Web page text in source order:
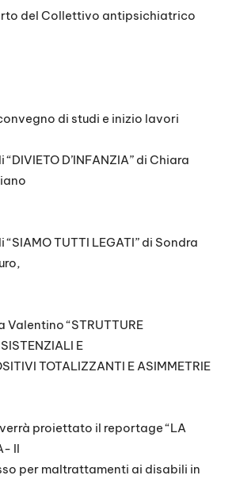
del Collettivo antipsichiatrico
di studi e inizio lavori
D’INFANZIA” di Chiara
TUTTI LEGATI” di Sondra
“STRUTTURE
E
TOTALIZZANTI E ASIMMETRIE
proiettato il reportage “LA
Il
per maltrattamenti ai disabili in